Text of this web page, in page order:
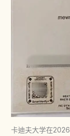
卡迪夫大学在